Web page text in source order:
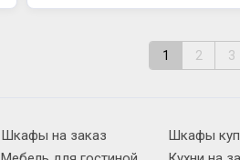
1 2 3
Шкафы на заказ Шкафы